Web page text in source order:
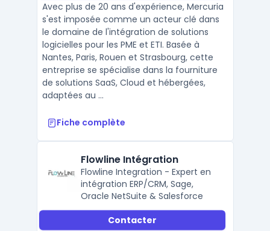
Avec plus de 20 ans d'expérience, Mercuria
s'est imposée comme un acteur clé dans
le domaine de l'intégration de solutions
logicielles pour les PME et ETI. Basée à
Nantes, Paris, Rouen et Strasbourg, cette
entreprise se spécialise dans la fourniture
de solutions SaaS, Cloud et hébergées,
adaptées au ...
Fiche complète
Flowline Intégration
Flowline Integration - Expert en
intégration ERP/CRM, Sage,
Oracle NetSuite & Salesforce
Contacter